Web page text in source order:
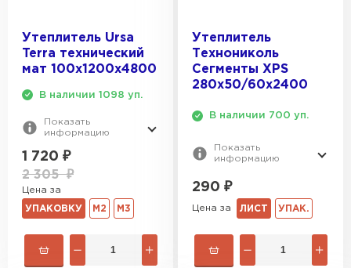
Утеплитель Ursa
Terra технический
мат 100х1200х4800
В наличии 1098 уп.
Показать
информацию
1 720 ₽
2 305₽
Цена за
УПАКОВКУ М2 М3
Утеплитель
Технониколь
Сегменты XPS
280х50/60x2400
В наличии 700 уп.
Показать
информацию
290 ₽
Цена за ЛИСТ УПАК.
ПЕРЕЙТИ
Утеплитель Тимплэкс
ПЕРЕЙТИ
Утеплитель Basfiber
Утеплитель Термит
Утеплитель Ruspanel
Утеплитель Брит
Утеплитель Basfiber